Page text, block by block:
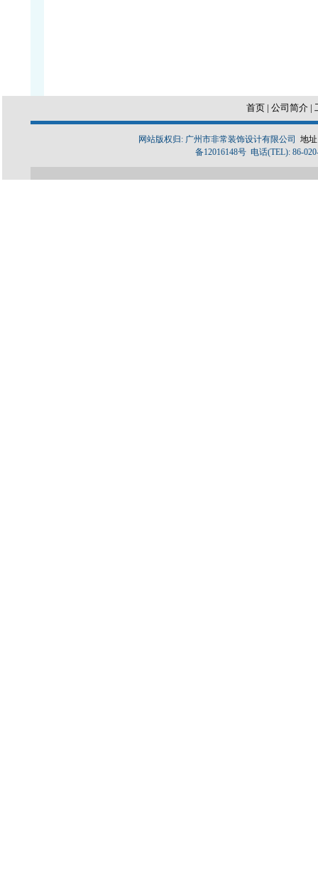
首页 | 公司简介 |
网站版权归: 广州市非常装饰设计有限公司 地
备12016148号 电话(TEL): 86-